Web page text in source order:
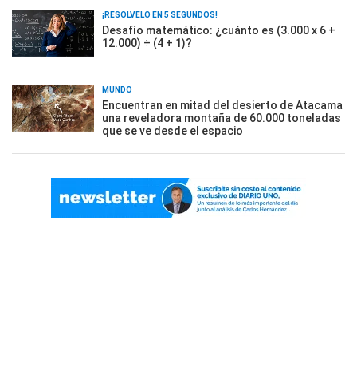
¡RESOLVELO EN 5 SEGUNDOS!
Desafío matemático: ¿cuánto es (3.000 x 6 +
12.000) ÷ (4 + 1)?
MUNDO
Encuentran en mitad del desierto de Atacama
una reveladora montaña de 60.000 toneladas
que se ve desde el espacio